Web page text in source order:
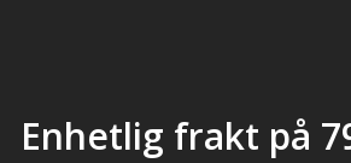
Enhetlig frakt på